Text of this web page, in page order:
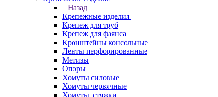
Назад
Крепежные изделия
Крепеж для труб
Крепеж для фаянса
Кронштейны консольные
Ленты перфорированные
Метизы
Опоры
Хомуты силовые
Хомуты червячные
Хомуты, стяжки